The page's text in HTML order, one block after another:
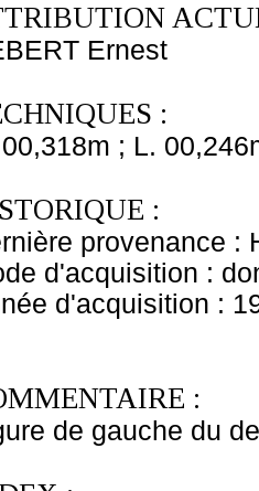
Ernest
:
; L.
:
provenance :
d'acquisition :
d'acquisition :
:
de gauche du